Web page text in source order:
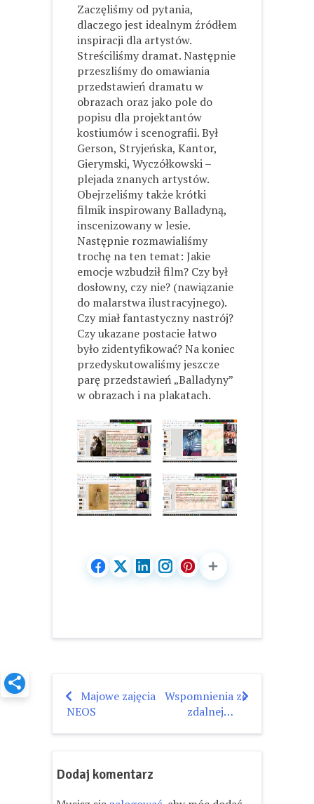
Zaczęliśmy od pytania,
dlaczego jest idealnym źródłem
inspiracji dla artystów.
Streściliśmy dramat. Następnie
przeszliśmy do omawiania
przedstawień dramatu w
obrazach oraz jako pole do
popisu dla projektantów
kostiumów i scenografii. Był
Gerson, Stryjeńska, Kantor,
Gierymski, Wyczółkowski –
plejada znanych artystów.
Obejrzeliśmy także krótki
filmik inspirowany Balladyną,
inscenizowany w lesie.
Następnie rozmawialiśmy
trochę na ten temat: Jakie
emocje wzbudził film? Czy był
dosłowny, czy nie? (nawiązanie
do malarstwa ilustracyjnego).
Czy miał fantastyczny nastrój?
Czy ukazane postacie łatwo
było zidentyfikować? Na koniec
przedyskutowaliśmy jeszcze
parę przedstawień „Balladyny”
w obrazach i na plakatach.
Nawigacja
wpisu
Majowe zajęcia
NEOS
Wspomnienia ze
zdalnej…
Dodaj komentarz